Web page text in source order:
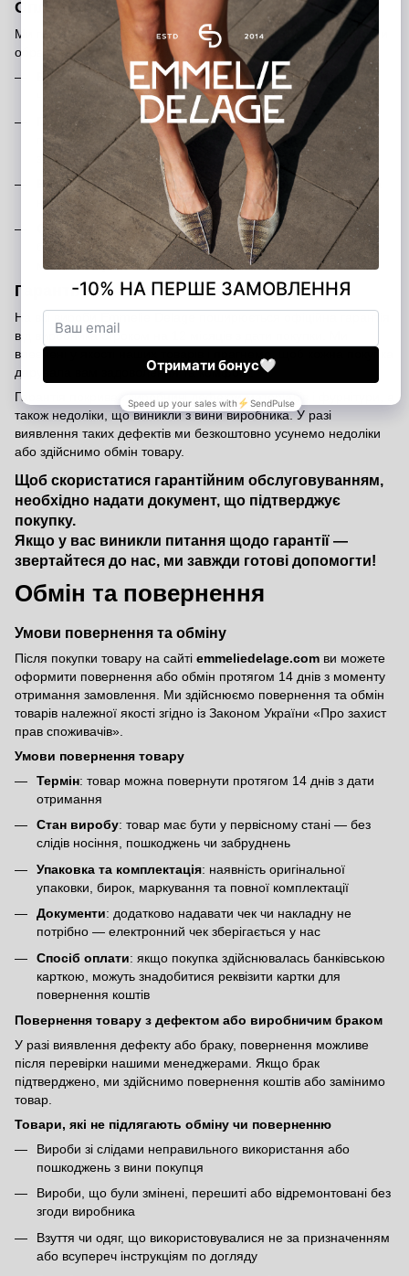
Оплата замовлення
Ми пропонуємо кілька зручних способів оплати, щоб ви могли
обрати той, який підходить саме вам:
Банківською карткою на сайті — швидко та безпечно
через платіжну систему
Післяоплата
— оплата при отриманні після внесення
передоплати 200 грн (передоплата є гарантією вашого
замовлення)
Банківський переказ— ви можете переказати кошти на
наш розрахунковий рахунок
Оплата в шоурумах— розрахуватися можна готівкою,
банківською карткою або через термінал у наших
магазинах у Києві та Харкові
Гарантія від виробника — 12 місяців
На всі вироби Emmelie Delage поширюється офіційна гарантія
від виробника строком на 12 місяців з дати покупки. Ми
впевнені у якості наших товарів і прагнемо, щоб кожна покупка
дарувала вам задоволення та комфорт.
Гарантія покриває виробничі дефекти матеріалів і фурнітури, а
також недоліки, що виникли з вини виробника. У разі
виявлення таких дефектів ми безкоштовно усунемо недоліки
або здійснимо обмін товару.
Щоб скористатися гарантійним обслуговуванням,
необхідно надати документ, що підтверджує
покупку.
Якщо у вас виникли питання щодо гарантії —
звертайтеся до нас, ми завжди готові допомогти!
Обмін та повернення
Умови повернення та обміну
Після покупки товару на сайті emmeliedelage.com ви можете
оформити повернення або обмін протягом 14 днів з моменту
отримання замовлення. Ми здійснюємо повернення та обмін
товарів належної якості згідно із Законом України «Про захист
прав споживачів»
Умови повернення товару
Термін: товар можна повернути протягом 14 днів з дати
отримання
Стан виробу: товар має бути у первісному стані — без
слідів носіння, пошкоджень чи забруднень
Упаковка та комплектація: наявність оригінальної
упаковки, бирок, маркування та повної комплектації
Документи: додатково надавати чек чи накладну не
потрібно — електронний чек зберігається у нас
Спосіб оплати: якщо покупка здійснювалась банківською
карткою, можуть знадобитися реквізити картки для
повернення коштів
Повернення товару з дефектом або виробничим браком
У разі виявлення дефекту або браку, повернення можливе
після перевірки нашими менеджерами. Якщо брак
підтверджено, ми здійснимо повернення коштів або замінимо
товар.
Товари, які не підлягають обміну чи поверненню
Вироби зі слідами неправильного використання або
пошкоджень з вини покупця
Вироби, що були змінені, перешиті або відремонтовані без
згоди виробника
Взуття чи одяг, що використовувалися не за призначенням
або всупереч інструкціям по догляду